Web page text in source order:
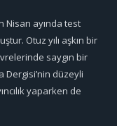
Nisan ayında test
Otuz yılı aşkın bir
saygın bir
Dergisi’nin düzeyli
yaparken de